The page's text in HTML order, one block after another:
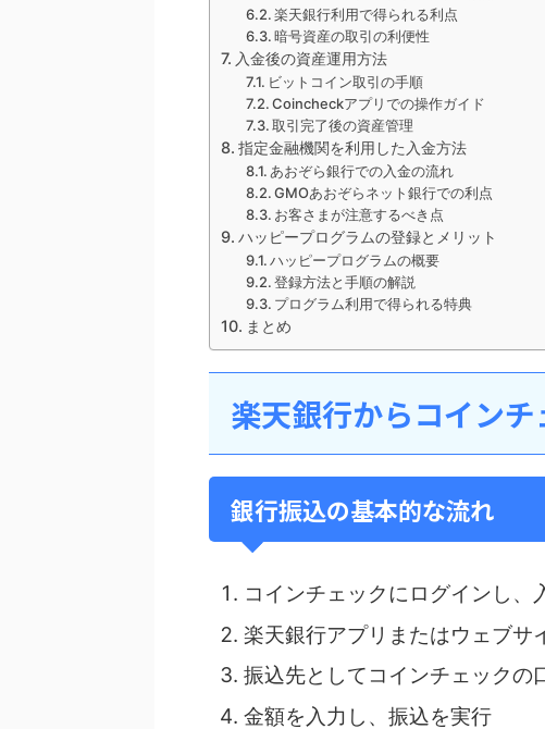
楽天銀行利用で得られる利点
暗号資産の取引の利便性
入金後の資産運用方法
ビットコイン取引の手順
Coincheckアプリでの操作ガイド
取引完了後の資産管理
指定金融機関を利用した入金方法
あおぞら銀行での入金の流れ
GMOあおぞらネット銀行での利点
お客さまが注意するべき点
ハッピープログラムの登録とメリット
ハッピープログラムの概要
登録方法と手順の解説
プログラム利用で得られる特典
まとめ
楽天銀行からコイン
銀行振込の基本的な流れ
コインチェックにログインし、
楽天銀行アプリまたはウェブサ
振込先としてコインチェックの
金額を入力し、振込を実行